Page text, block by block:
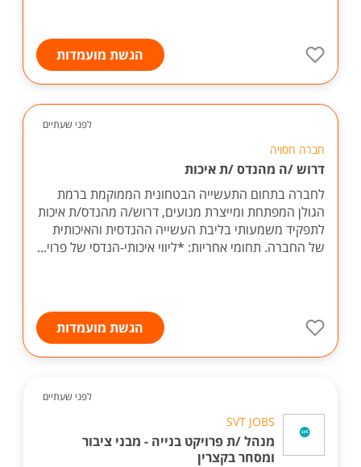
הגשת מועמדות
לפני שעתיים
חברה חסויה
דרוש /ה מהנדס /ת איכות
לחברה בתחום התעשייה הבטחונית הממוקמת ברמת
הגולן המפתחת ומייצרת מנועים, דרוש/ה מהנדס/ת איכות
לתפקיד משמעותי בליבת העשייה ההנדסית והאיכותית
של החברה. תחומי אחריות: *ליווי איכותי-הנדסי של פרוי...
הגשת מועמדות
לפני שעתיים
SVT JOBS
מנהל /ת פרויקט בנייה - מבני ציבור
ומסחר בקצרין